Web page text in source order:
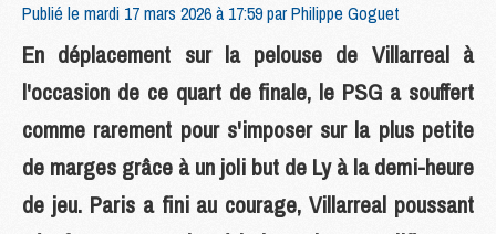
Publié le mardi 17 mars 2026 à 17:59 parPhilippe Goguet
En déplacement sur la pelouse de Villarreal à
l'occasion de ce quart de finale, le PSG a souffert
comme rarement pour s'imposer sur la plus petite
de marges grâce à un joli but de Ly à la demi-heure
de jeu. Paris a fini au courage, Villarreal poussant